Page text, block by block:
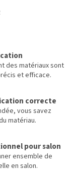
des matériaux sont
et efficace.
correcte
vous savez
matériau.
pour salon
ensemble de
en salon.